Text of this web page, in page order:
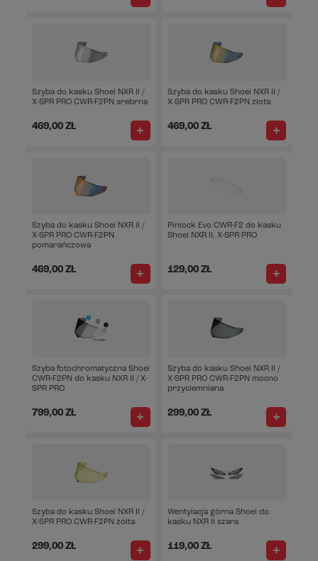
Szyba do kasku Shoei NXR II /
X-SPR PRO CWR-F2PN srebrna
469,00 ZŁ
Szyba do kasku Shoei NXR II /
X-SPR PRO CWR-F2PN złota
469,00 ZŁ
Szyba do kasku Shoei NXR II /
X-SPR PRO CWR-F2PN
pomarańczowa
469,00 ZŁ
Pinlock Evo CWR-F2 do kasku
Shoei NXR II, X-SPR PRO
129,00 ZŁ
Szyba fotochromatyczna Shoei
CWR-F2PN do kasku NXR II / X-
SPR PRO
799,00 ZŁ
Szyba do kasku Shoei NXR II /
X-SPR PRO CWR-F2PN mocno
przyciemniana
299,00 ZŁ
Szyba do kasku Shoei NXR II /
X-SPR PRO CWR-F2PN żółta
299,00 ZŁ
Wentylacja górna Shoei do
kasku NXR II szara
119,00 ZŁ